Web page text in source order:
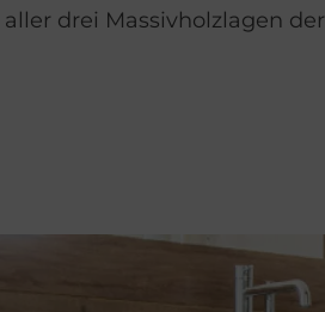
drei Massivholzlagen der